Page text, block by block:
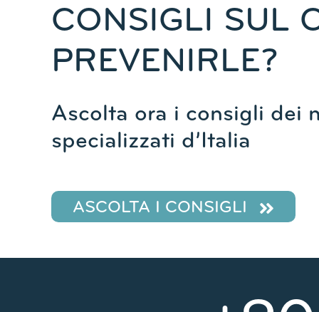
CONSIGLI SUL
PREVENIRLE?
Ascolta ora i consigli dei
specializzati d’Italia
ASCOLTA I CONSIGLI